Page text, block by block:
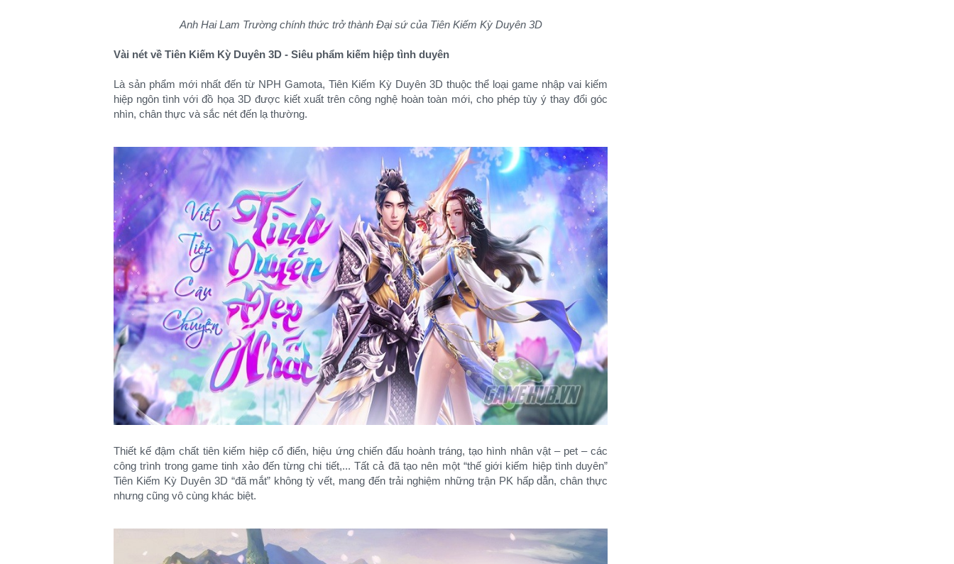
Anh Hai Lam Trường chính thức trở thành Đại sứ của Tiên Kiếm Kỳ Duyên 3D
Vài nét về Tiên Kiếm Kỳ Duyên 3D - Siêu phẩm kiếm hiệp tình duyên
Là sản phẩm mới nhất đến từ NPH Gamota, Tiên Kiếm Kỳ Duyên 3D thuộc thể loại game nhập vai kiếm
hiệp ngôn tình với đồ họa 3D được kiết xuất trên công nghệ hoàn toàn mới, cho phép tùy ý thay đổi góc
nhìn, chân thực và sắc nét đến lạ thường.
Thiết kế đậm chất tiên kiếm hiệp cổ điển, hiệu ứng chiến đấu hoành tráng, tạo hình nhân vật – pet – các
công trình trong game tinh xảo đến từng chi tiết,... Tất cả đã tạo nên một “thế giới kiếm hiệp tình duyên”
Tiên Kiếm Kỳ Duyên 3D “đã mắt” không tỳ vết, mang đến trải nghiệm những trận PK hấp dẫn, chân thực
nhưng cũng vô cùng khác biệt.